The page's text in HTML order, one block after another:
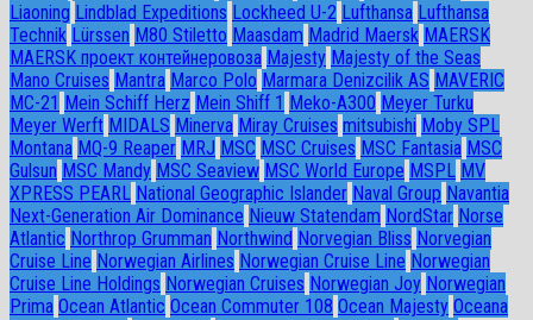
Liaoning Lindblad Expeditions Lockheed U-2 Lufthansa Lufthansa
Technik Lürssen M80 Stiletto Maasdam Madrid Maersk MAERSK
MAERSK проект контейнеровоза Majesty Majesty of the Seas
Mano Cruises Mantra Marco Polo Marmara Denizcilik AS MAVERIC
MC-21 Mein Schiff Herz Mein Shiff 1 Meko-A300 Meyer Turku
Meyer Werft MIDALS Minerva Miray Cruises mitsubishi Moby SPL
Montana MQ-9 Reaper MRJ MSC MSC Cruises MSC Fantasia MSC
Gulsun MSC Mandy MSC Seaview MSC World Europe MSPL MV
XPRESS PEARL National Geographic Islander Naval Group Navantia
Next-Generation Air Dominance Nieuw Statendam NordStar Norse
Atlantic Northrop Grumman Northwind Norvegian Bliss Norvegian
Cruise Line Norwegian Airlines Norwegian Cruise Line Norwegian
Cruise Line Holdings Norwegian Cruises Norwegian Joy Norwegian
Prima Ocean Atlantic Ocean Commuter 108 Ocean Majesty Oceana